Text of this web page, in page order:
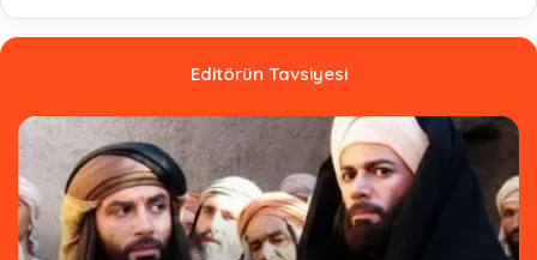
Editörün Tavsiyesi